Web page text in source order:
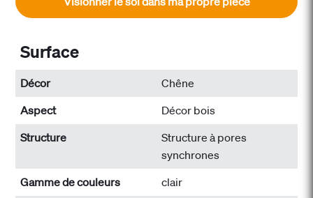
Surface
Décor
Chêne
Aspect
Décor bois
Structure
Structure à pores
synchrones
Gamme de couleurs
clair